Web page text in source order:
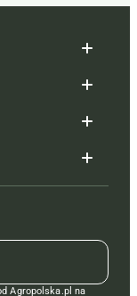
Agropolska.pl na